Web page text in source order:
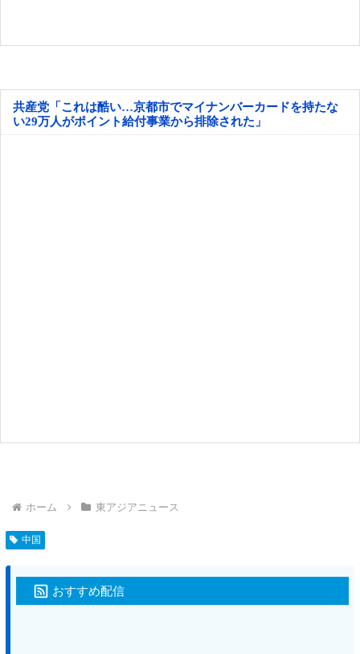
共産党「これは酷い…京都市でマイナンバーカードを持たな
い29万人がポイント給付事業から排除された」
ホーム 東アジアニュース
中国
おすすめ配信